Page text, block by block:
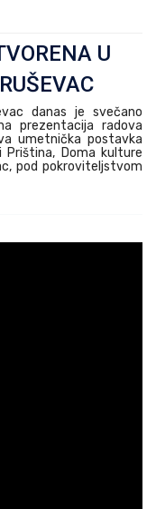
U
danas je svečano
prezentacija radova
umetnička postavka
Doma kulture
pod pokroviteljstvom